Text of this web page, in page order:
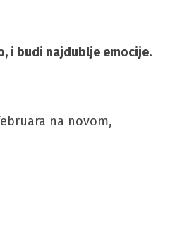
i budi najdublje emocije.
na novom,